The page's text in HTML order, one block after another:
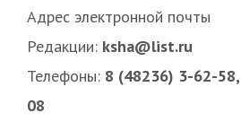
Адрес электронной почты
Редакции: ksha@list.ru
Телефоны: 8 (48236) 3-62-
08